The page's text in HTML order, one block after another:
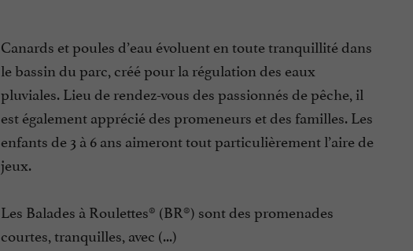
Canards et poules d’eau évoluent en toute tranquillité dans
le bassin du parc, créé pour la régulation des eaux
pluviales. Lieu de rendez-vous des passionnés de pêche, il
est également apprécié des promeneurs et des familles. Les
enfants de 3 à 6 ans aimeront tout particulièrement l’aire de
jeux.
Les Balades à Roulettes® (BR®) sont des promenades
courtes, tranquilles, avec (...)